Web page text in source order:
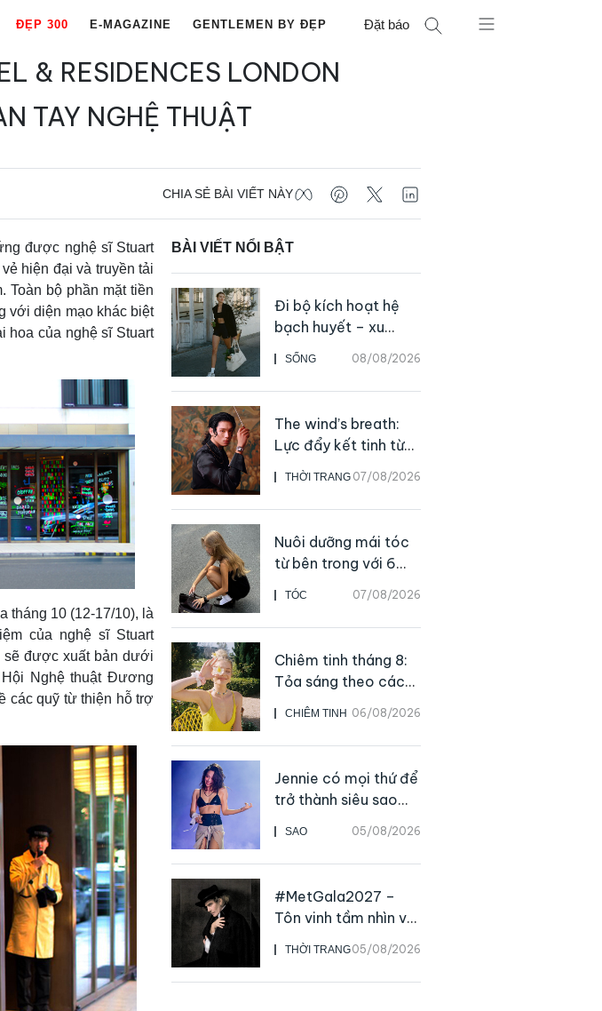
ĐẸP 300 E-MAGAZINE GENTLEMEN BY ĐẸP Đặt báo
& RESIDENCES LONDON
TAY NGHỆ THUẬT
CHIA SẺ BÀI VIẾT NÀY
được nghệ sĩ Stuart
hiện đại và truyền tải
Toàn bộ phần mặt tiền
với diện mạo khác biệt
hoa của nghệ sĩ Stuart
tháng 10 (12-17/10), là
của nghệ sĩ Stuart
sẽ được xuất bản dưới
Nghệ thuật Đương
các quỹ từ thiện hỗ trợ
BÀI VIẾT NỔI BẬT
SỐNG 08/08/2026
Đi bộ kích hoạt hệ
bạch huyết – xu
hướng tập luyện đơn
giản ai cũng có thể
bắt đầu
THỜI TRANG 07/08/2026
The wind’s breath:
Lực đẩy kết tinh từ
sự kiên định
TÓC 07/08/2026
Nuôi dưỡng mái tóc
từ bên trong với 6
thực phẩm giàu
dưỡng chất
CHIÊM TINH 06/08/2026
Chiêm tinh tháng 8:
Tỏa sáng theo cách
của chính mình
SAO 05/08/2026
Jennie có mọi thứ để
trở thành siêu sao
live
THỜI TRANG05/08/2026
#MetGala2027 –
Tôn vinh tầm nhìn và
sức ảnh hưởng sâu
rộng của NTK John
Galliano